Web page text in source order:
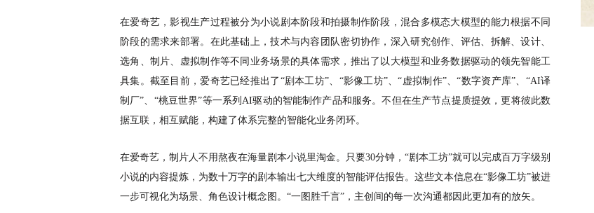
在爱奇艺，影视生产过程被分为小说剧本阶段和拍摄制作阶段，混合多模态大模型的能力根据不同
阶段的需求来部署。在此基础上，技术与内容团队密切协作，深入研究创作、评估、拆解、设计、
选角、制片、虚拟制作等不同业务场景的具体需求，推出了以大模型和业务数据驱动的领先智能工
具集。截至目前，爱奇艺已经推出了 “剧本工坊”、“影像工坊”、“虚拟制作”、“数字资产库”、“AI译
制厂”、“桃豆世界”等一系列AI驱动的智能制作产品和服务。不但在生产节点提质提效，更将彼此数
据互联，相互赋能，构建了体系完整的智能化业务闭环。
在爱奇艺，制片人不用熬夜在海量剧本小说里淘金。只要30分钟，“剧本工坊”就可以完成百万字级别
小说的内容提炼，为数十万字的剧本输出七大维度的智能评估报告。这些文本信息在“影像工坊”被进
一步可视化为场景、角色设计概念图。“一图胜千言”，主创间的每一次沟通都因此更加有的放矢。